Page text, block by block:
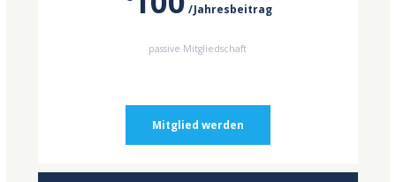
Jahresbeitrag
passive Mitgliedschaft
Mitglied werden